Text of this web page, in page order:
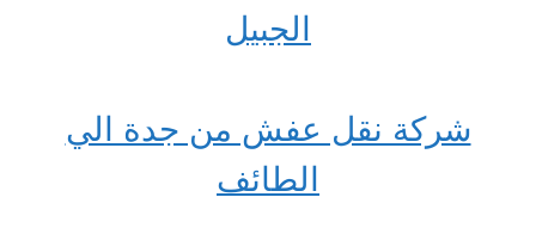
الجبيل
شركة نقل عفش من جدة الي
الطائف